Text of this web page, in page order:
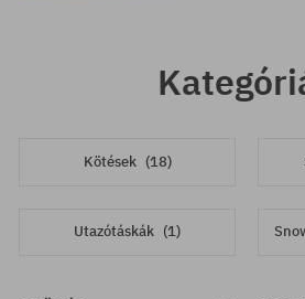
Kötések (18)
Utazótáskák (1)